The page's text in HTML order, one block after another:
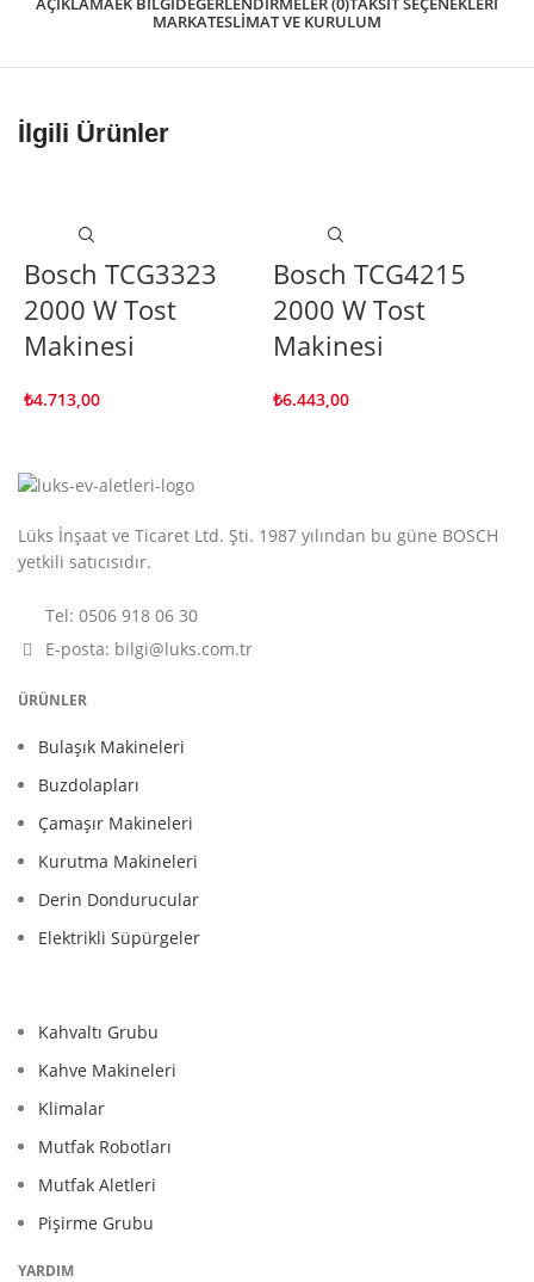
MARKATESLIMAT VE KURULUM
İlgili Ürünler
Bosch TCG3323
2000 W Tost
Makinesi
₺4.713,00
Bosch TCG4215
2000 W Tost
Makinesi
₺6.443,00
Lüks İnşaat ve Ticaret Ltd. Şti. 1987 yılından bu güne BOSCH
yetkili satıcısıdır.
Tel: 0506 918 06 30
E-posta: bilgi@luks.com.tr
ÜRÜNLER
Bulaşık Makineleri
Buzdolapları
Çamaşır Makineleri
Kurutma Makineleri
Derin Dondurucular
Elektrikli Süpürgeler
Kahvaltı Grubu
Kahve Makineleri
Klimalar
Mutfak Robotları
Mutfak Aletleri
Pişirme Grubu
YARDIM